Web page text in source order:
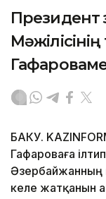
Президент
БАКУ.
Гафароваға
келе жатқанын